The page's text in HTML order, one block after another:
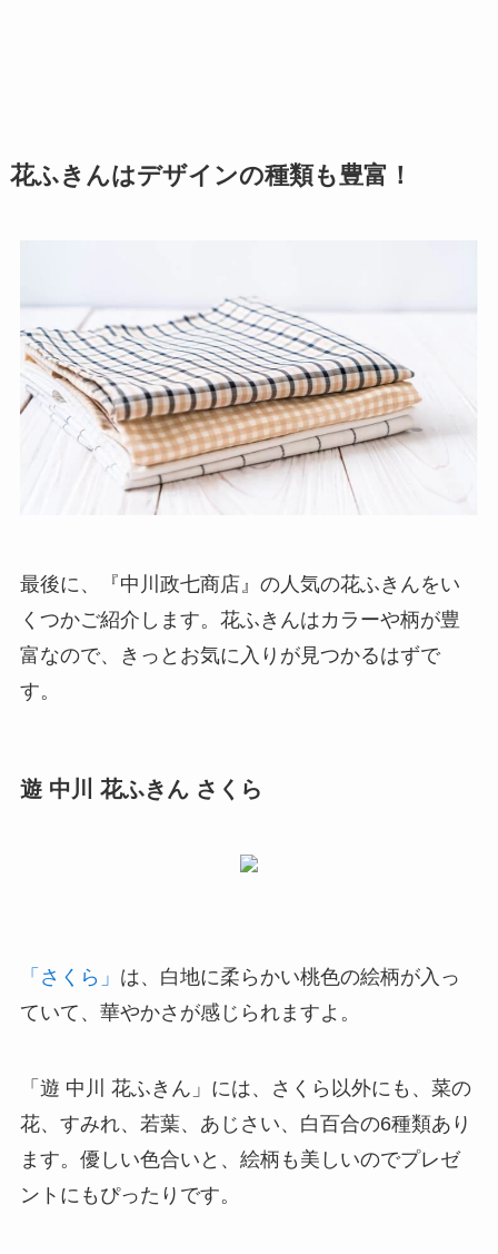
花ふきんはデザインの種類も豊富！
最後に、『中川政七商店』の人気の花ふきんをい
くつかご紹介します。花ふきんはカラーや柄が豊
富なので、きっとお気に入りが見つかるはずで
す。
遊 中川 花ふきん さくら
「さくら」 は、白地に柔らかい桃色の絵柄が入っ
ていて、華やかさが感じられますよ。
「遊 中川 花ふきん」には、
さくら以外にも、菜の
花、すみれ、若葉、あじさい、白百合の6種類あり
ます。優しい色合いと、絵柄も美しいのでプレゼ
ントにもぴったりです。